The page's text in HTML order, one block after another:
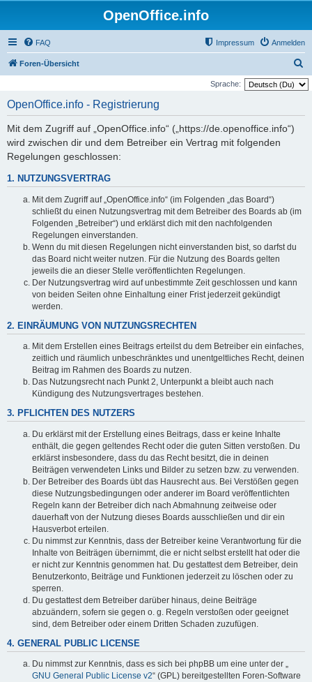
OpenOffice.info
FAQ Anmelden
Impressum
Foren-Übersicht
u
Sprache:
OpenOffice.info - Registrierung
Mit dem Zugriff auf „OpenOffice.info“ („https://de.openoffice.info“)
wird zwischen dir und dem Betreiber ein Vertrag mit folgenden
Regelungen geschlossen:
1. NUTZUNGSVERTRAG
Mit dem Zugriff auf „OpenOffice.info“ (im Folgenden „das Board“)
schließt du einen Nutzungsvertrag mit dem Betreiber des Boards ab (im
Folgenden „Betreiber“) und erklärst dich mit den nachfolgenden
Regelungen einverstanden.
Wenn du mit diesen Regelungen nicht einverstanden bist, so darfst du
das Board nicht weiter nutzen. Für die Nutzung des Boards gelten
jeweils die an dieser Stelle veröffentlichten Regelungen.
Der Nutzungsvertrag wird auf unbestimmte Zeit geschlossen und kann
von beiden Seiten ohne Einhaltung einer Frist jederzeit gekündigt
werden.
2. EINRÄUMUNG VON NUTZUNGSRECHTEN
Mit dem Erstellen eines Beitrags erteilst du dem Betreiber ein einfaches,
zeitlich und räumlich unbeschränktes und unentgeltliches Recht, deinen
Beitrag im Rahmen des Boards zu nutzen.
Das Nutzungsrecht nach Punkt 2, Unterpunkt a bleibt auch nach
Kündigung des Nutzungsvertrages bestehen.
3. PFLICHTEN DES NUTZERS
Du erklärst mit der Erstellung eines Beitrags, dass er keine Inhalte
enthält, die gegen geltendes Recht oder die guten Sitten verstoßen. Du
erklärst insbesondere, dass du das Recht besitzt, die in deinen
Beiträgen verwendeten Links und Bilder zu setzen bzw. zu verwenden.
Der Betreiber des Boards übt das Hausrecht aus. Bei Verstößen gegen
diese Nutzungsbedingungen oder anderer im Board veröffentlichten
Regeln kann der Betreiber dich nach Abmahnung zeitweise oder
dauerhaft von der Nutzung dieses Boards ausschließen und dir ein
Hausverbot erteilen.
Du nimmst zur Kenntnis, dass der Betreiber keine Verantwortung für die
Inhalte von Beiträgen übernimmt, die er nicht selbst erstellt hat oder die
er nicht zur Kenntnis genommen hat. Du gestattest dem Betreiber, dein
Benutzerkonto, Beiträge und Funktionen jederzeit zu löschen oder zu
sperren.
Du gestattest dem Betreiber darüber hinaus, deine Beiträge
abzuändern, sofern sie gegen o. g. Regeln verstoßen oder geeignet
sind, dem Betreiber oder einem Dritten Schaden zuzufügen.
4. GENERAL PUBLIC LICENSE
Du nimmst zur Kenntnis, dass es sich bei phpBB um eine unter der „
GNU General Public License v2“ (GPL) bereitgestellten Foren-Software